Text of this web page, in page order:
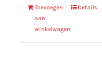
Toevoegen
aan
winkelwagen
Details